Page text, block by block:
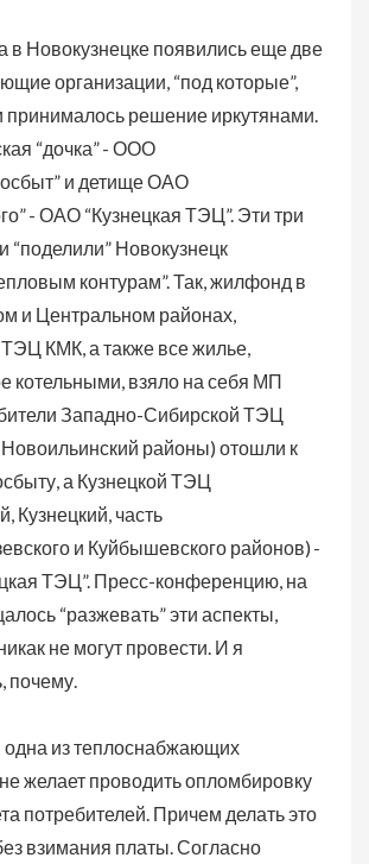
в Новокузнецке появились еще две
организации, “под которые”,
принималось решение иркутянами.
“дочка” - ООО
и детище ОАО
- ОАО “Кузнецкая ТЭЦ”. Эти три
“поделили” Новокузнецк
контурам”. Так, жилфонд в
и Центральном районах,
КМК, а также все жилье,
котельными, взяло на себя МП
Западно-Сибирской ТЭЦ
районы) отошли к
а Кузнецкой ТЭЦ
Кузнецкий, часть
и Куйбышевского районов) -
ТЭЦ”. Пресс-конференцию, на
“разжевать” эти аспекты,
не могут провести. И я
почему.
одна из теплоснабжающих
желает проводить опломбировку
потребителей. Причем делать это
взимания платы. Согласно